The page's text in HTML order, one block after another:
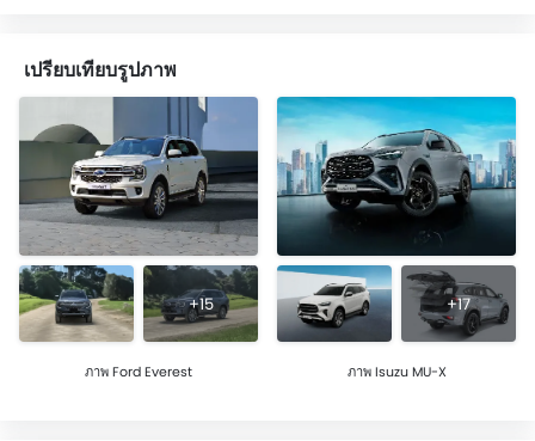
เปรียบเทียบรูปภาพ
+15
ภาพ Ford Everest
+17
ภาพ Isuzu MU-X